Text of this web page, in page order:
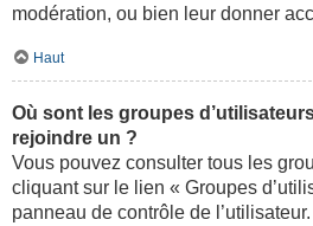
modération, ou bien leur donner
Haut
Où sont les groupes
rejoindre un ?
Vous pouvez consulter tous les
cliquant sur le lien « Groupes
panneau de contrôle de